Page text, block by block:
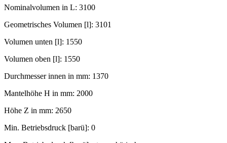
Nominalvolumen in L: 3100
Geometrisches Volumen [l]: 3101
Volumen unten [l]: 1550
Volumen oben [l]: 1550
Durchmesser innen in mm: 1370
Mantelhöhe H in mm: 2000
Höhe Z in mm: 2650
Min. Betriebsdruck [barü]: 0